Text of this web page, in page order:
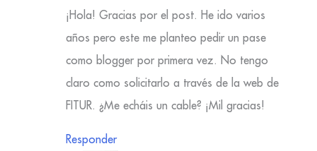
¡Hola! Gracias por el post. He ido varios
años pero este me planteo pedir un pase
como blogger por primera vez. No tengo
claro como solicitarlo a través de la web de
FITUR. ¿Me echáis un cable? ¡Mil gracias!
Responder